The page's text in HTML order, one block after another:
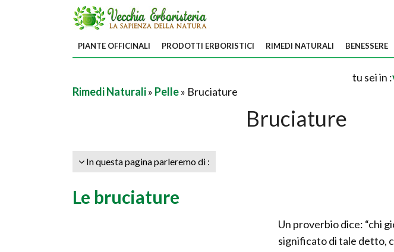
PIANTE OFFICINALI PRODOTTI ERBORISTICI RIMEDI NATURALI BENESSERE
tu sei in :
Rimedi Naturali» Pelle» Bruciature
Bruciature
In questa pagina parleremo di :
Le bruciature
Un proverbio dice: “chi
significato di tale detto,